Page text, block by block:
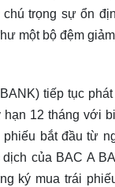
trọng sự ổn
một bộ đệm
tiếp tục
12 tháng với
bắt đầu từ
của BAC A
ký mua trái